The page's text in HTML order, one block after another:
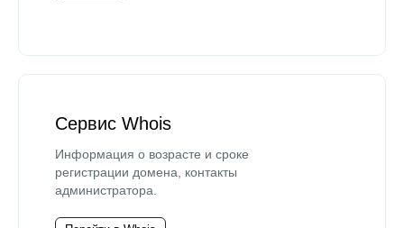
Сервис Whois
Информация о возрасте и сроке
регистрации домена, контакты
администратора.